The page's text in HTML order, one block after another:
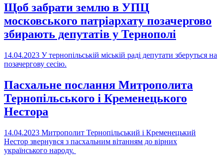
Щоб забрати землю в УПЦ
московського патріархату позачергово
збирають депутатів у Тернополі
14.04.2023 У тернопільській міській раді депутати зберуться на
позачергову сесію.
Пасхальне послання Митрополита
Тернопільського і Кременецького
Нестора
14.04.2023 Митрополит Тернопільський і Кременецький
Нестор звернувся з пасхальним вітанням до вірних
українського народу.